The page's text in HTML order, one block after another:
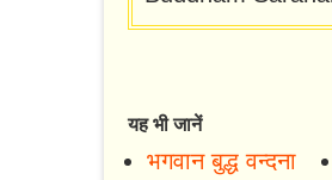
यह भी जानें
भगवान बुद्ध वन्दना